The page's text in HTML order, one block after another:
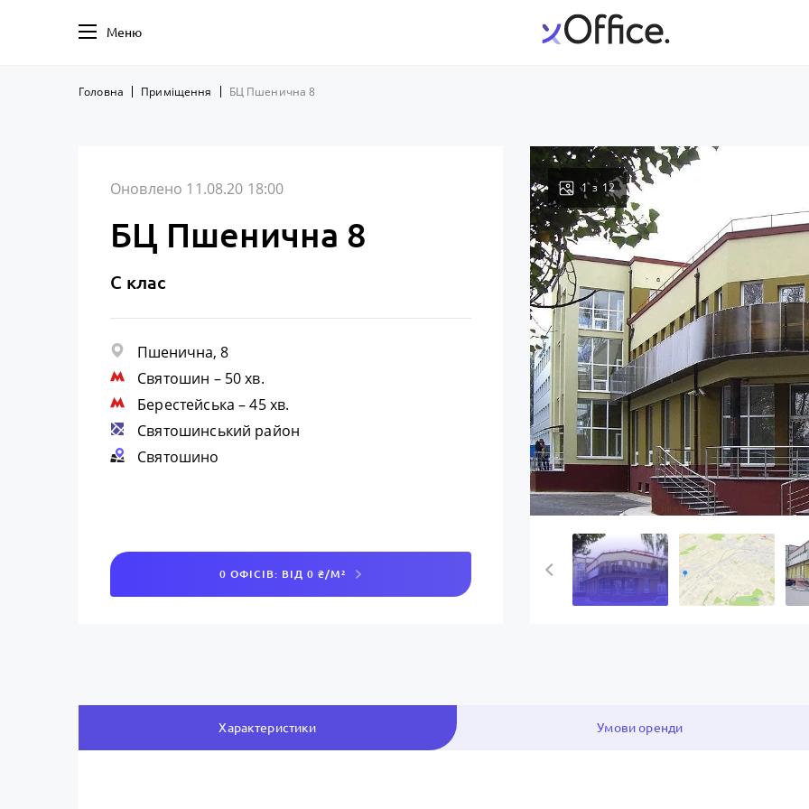
Меню
Головна Приміщення БЦ Пшенична 8
Оновлено 11.08.20 18:00
БЦ Пшенична 8
C клас
Пшенична, 8
Святошин – 50 хв.
Берестейська – 45 хв.
Святошинський район
Святошино
0 ОФІСІВ: ВІД 0 ₴/М²
1 з 12
Характеристики Умови оренди